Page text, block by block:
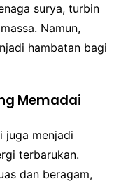
surya, turbin
Namun,
hambatan bagi
Memadai
juga menjadi
terbarukan.
dan beragam,